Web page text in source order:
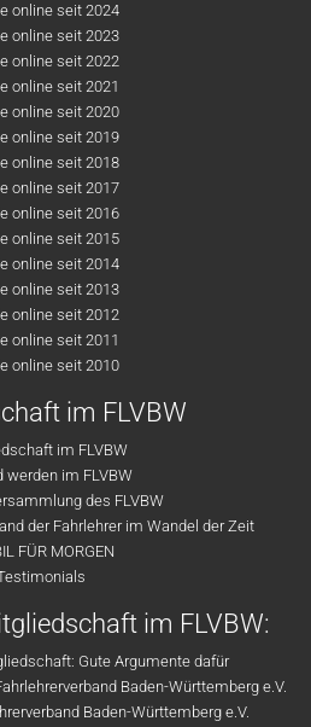
online seit 2024
online seit 2023
online seit 2022
online seit 2021
online seit 2020
online seit 2019
online seit 2018
online seit 2017
online seit 2016
online seit 2015
online seit 2014
online seit 2013
online seit 2012
online seit 2011
online seit 2010
im FLVBW
im FLVBW
werden im FLVBW
des FLVBW
der Fahrlehrer im Wandel der Zeit
FÜR MORGEN
im FLVBW:
Gute Argumente dafür
Baden-Württemberg e.V.
Baden-Württemberg e.V.